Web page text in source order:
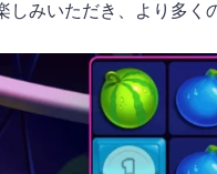
みいただき、より多く